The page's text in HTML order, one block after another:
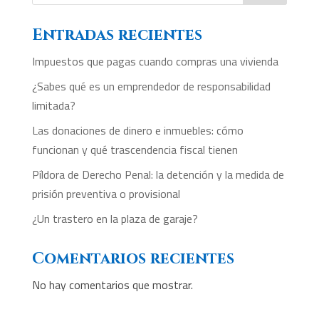
Entradas recientes
Impuestos que pagas cuando compras una vivienda
¿Sabes qué es un emprendedor de responsabilidad
limitada?
Las donaciones de dinero e inmuebles: cómo
funcionan y qué trascendencia fiscal tienen
Píldora de Derecho Penal: la detención y la medida de
prisión preventiva o provisional
¿Un trastero en la plaza de garaje?
Comentarios recientes
No hay comentarios que mostrar.